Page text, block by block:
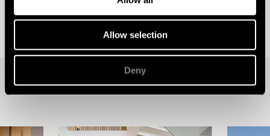
Allow selection
Deny